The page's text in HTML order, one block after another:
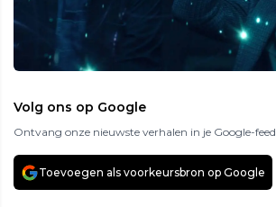
Volg ons op Google
Ontvang onze nieuwste verhalen in je Google-feed
Toevoegen als voorkeursbron op Google